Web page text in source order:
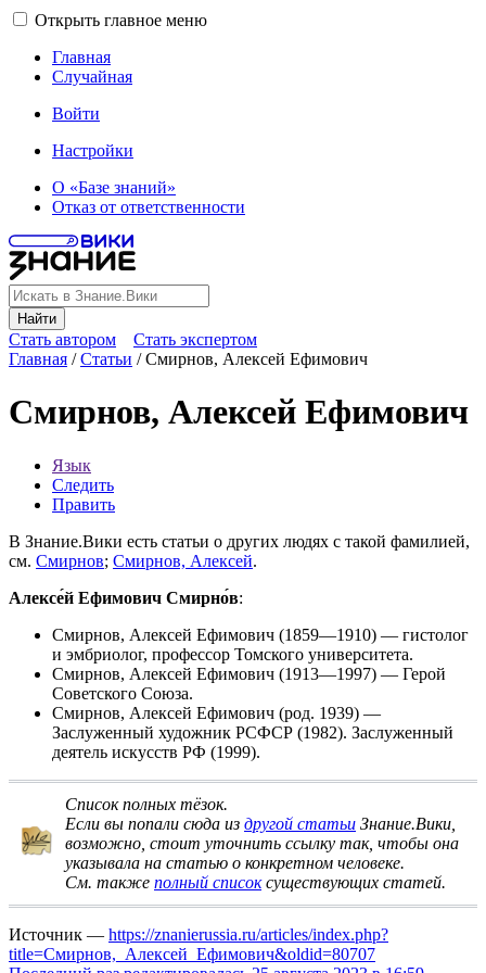
Открыть главное меню
Главная
Случайная
Войти
Настройки
О «Базе знаний»
Отказ от ответственности
Найти
Стать автором
Стать экспертом
Главная /Статьи /Смирнов, Алексей Ефимович
Смирнов, Алексей Ефимович
Язык
Следить
Править
В Знание.Вики есть статьи о других людях с такой фамилией,
см. Смирнов; Смирнов, Алексей.
Алексе́й Ефимович Смирно́в:
Смирнов, Алексей Ефимович (1859—1910) — гистолог
и эмбриолог, профессор Томского университета.
Смирнов, Алексей Ефимович (1913—1997) — Герой
Советского Союза.
Смирнов, Алексей Ефимович (род. 1939) —
Заслуженный художник РСФСР (1982). Заслуженный
деятель искусств РФ (1999).
Список полных тёзок.
Если вы попали сюда из другой статьи Знание.Вики,
возможно, стоит уточнить ссылку так, чтобы она
указывала на статью о конкретном человеке.
См. также полный списоксуществующих статей.
Источник — https://znanierussia.ru/articles/index.php?
title=Смирнов,_Алексей_Ефимович&oldid=80707